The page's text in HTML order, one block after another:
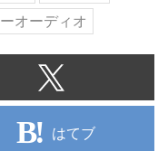
オーディオ
はてブ